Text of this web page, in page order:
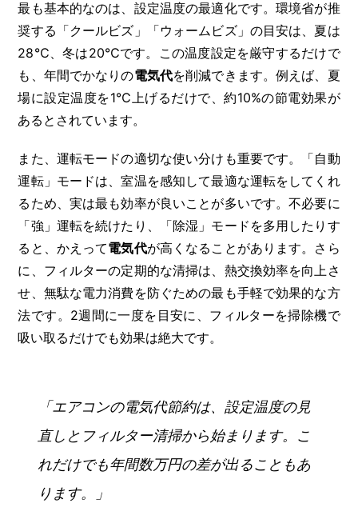
最も基本的なのは、設定温度の最適化です。環境省が推
奨する「クールビズ」「ウォームビズ」の目安は、夏は
28℃、冬は20℃です。この温度設定を厳守するだけで
も、年間でかなりの電気代を削減できます。例えば、夏
場に設定温度を1℃上げるだけで、約10%の節電効果が
あるとされています。
また、運転モードの適切な使い分けも重要です。「自動
運転」モードは、室温を感知して最適な運転をしてくれ
るため、実は最も効率が良いことが多いです。不必要に
「強」運転を続けたり、「除湿」モードを多用したりす
ると、かえって電気代が高くなることがあります。さら
に、フィルターの定期的な清掃は、熱交換効率を向上さ
せ、無駄な電力消費を防ぐための最も手軽で効果的な方
法です。2週間に一度を目安に、フィルターを掃除機で
吸い取るだけでも効果は絶大です。
「エアコンの電気代節約は、設定温度の見
直しとフィルター清掃から始まります。こ
れだけでも年間数万円の差が出ることもあ
ります。」